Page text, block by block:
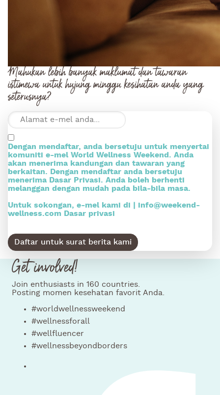
Mahukan lebih banyak maklumat dan tawaran
istimewa untuk hujung minggu kesihatan anda yang
seterusnya?
Dengan mendaftar, anda bersetuju untuk menyertai
komuniti e-mel World Wellness Weekend. Anda
akan menerima kandungan dan tawaran yang
berkaitan. Dengan mendaftar anda bersetuju
menerima Dasar Privasi. Anda boleh berhenti
melanggan dengan mudah pada bila-bila masa.
Untuk sokongan, e-mel kami di | info@weekend-
wellness.com
Dasar privasi
Daftar untuk surat berita kami
Get involved!
Join enthusiasts in 160 countries.
Posting momen kesehatan favorit Anda.
#worldwellnessweekend
#wellnessforall
#wellfluencer
#wellnessbeyondborders